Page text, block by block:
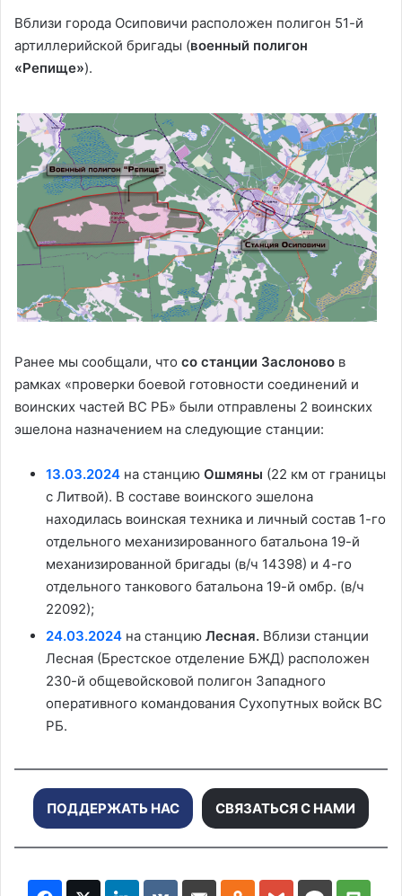
Вблизи города Осиповичи расположен полигон 51-й
артиллерийской бригады (военный полигон
«Репище»).
Ранее мы сообщали, что со станции Заслоново в
рамках «проверки боевой готовности соединений и
воинских частей ВС РБ» были отправлены 2 воинских
эшелона назначением на следующие станции:
13.03.2024 на станцию Ошмяны (22 км от границы
с Литвой). В составе воинского эшелона
находилась воинская техника и личный состав 1-го
отдельного механизированного батальона 19-й
механизированной бригады (в/ч 14398) и 4-го
отдельного танкового батальона 19-й омбр. (в/ч
22092);
24.03.2024 на станцию Лесная. Вблизи станции
Лесная (Брестское отделение БЖД) расположен
230-й общевойсковой полигон Западного
оперативного командования Сухопутных войск ВС
РБ.
ПОДДЕРЖАТЬ НАС СВЯЗАТЬСЯ С НАМИ